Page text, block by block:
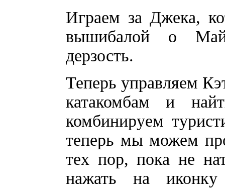
Играем за Джека,
вышибалой о
дерзость.
Теперь управляем
катакомбам и
комбинируем
теперь мы можем
тех пор, пока не
нажать на